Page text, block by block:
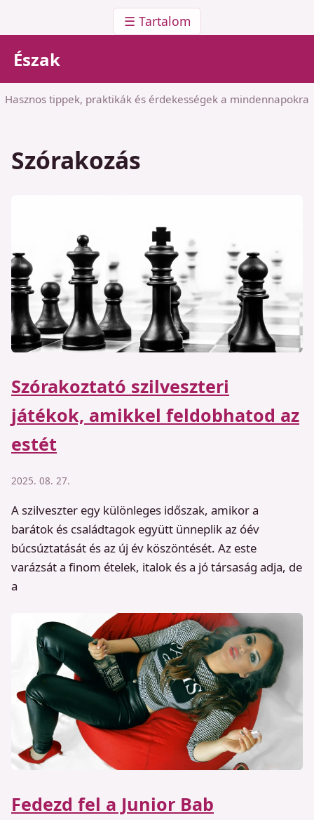
☰ Tartalom
Észak
Hasznos tippek, praktikák és érdekességek a mindennapokra
Szórakozás
Szórakoztató szilveszteri
játékok, amikkel feldobhatod az
estét
2025. 08. 27.
A szilveszter egy különleges időszak, amikor a
barátok és családtagok együtt ünneplik az óév
búcsúztatását és az új év köszöntését. Az este
varázsát a finom ételek, italok és a jó társaság adja, de
a
Fedezd fel a Junior Bab